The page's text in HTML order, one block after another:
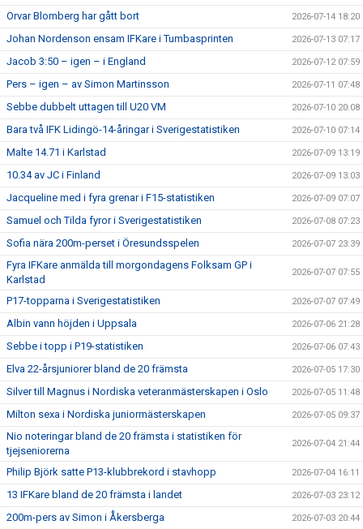
Orvar Blomberg har gått bort 2026-07-14 18:20
Johan Nordenson ensam IFKare i Tumbasprinten 2026-07-13 07:17
Jacob 3:50 – igen – i England 2026-07-12 07:59
Pers – igen – av Simon Martinsson 2026-07-11 07:48
Sebbe dubbelt uttagen till U20 VM 2026-07-10 20:08
Bara två IFK Lidingö-14-åringar i Sverigestatistiken 2026-07-10 07:14
Malte 14.71 i Karlstad 2026-07-09 13:19
10.34 av JC i Finland 2026-07-09 13:03
Jacqueline med i fyra grenar i F15-statistiken 2026-07-09 07:07
Samuel och Tilda fyror i Sverigestatistiken 2026-07-08 07:23
Sofia nära 200m-perset i Öresundsspelen 2026-07-07 23:39
Fyra IFKare anmälda till morgondagens Folksam GP i
Karlstad
2026-07-07 07:55
P17-topparna i Sverigestatistiken 2026-07-07 07:49
Albin vann höjden i Uppsala 2026-07-06 21:28
Sebbe i topp i P19-statistiken 2026-07-06 07:43
Elva 22-årsjuniorer bland de 20 främsta 2026-07-05 17:30
Silver till Magnus i Nordiska veteranmästerskapen i Oslo 2026-07-05 11:48
Milton sexa i Nordiska juniormästerskapen 2026-07-05 09:37
Nio noteringar bland de 20 främsta i statistiken för
tjejseniorerna
2026-07-04 21:44
Philip Björk satte P13-klubbrekord i stavhopp 2026-07-04 16:11
13 IFKare bland de 20 främsta i landet 2026-07-03 23:12
200m-pers av Simon i Åkersberga 2026-07-03 20:44